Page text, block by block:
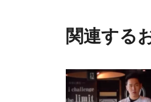
関連する